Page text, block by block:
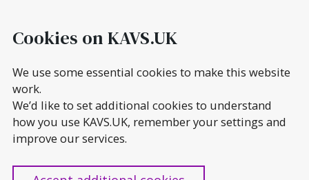
content
Cookies on KAVS.UK
We use some essential cookies to make this website
work.
We’d like to set additional cookies to understand
how you use KAVS.UK, remember your settings and
improve our services.